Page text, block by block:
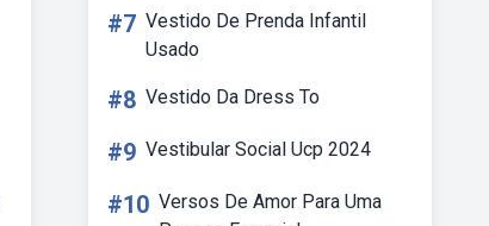
#7 Vestido De Prenda Infantil
Usado
#8 Vestido Da Dress To
#9 Vestibular Social Ucp 2024
#10 Versos De Amor Para Uma